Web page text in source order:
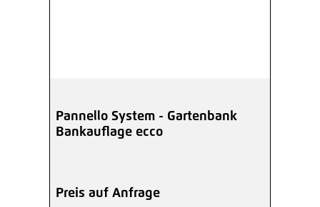
Pannello System - Gartenbank
Bankauflage ecco
Preis auf Anfrage